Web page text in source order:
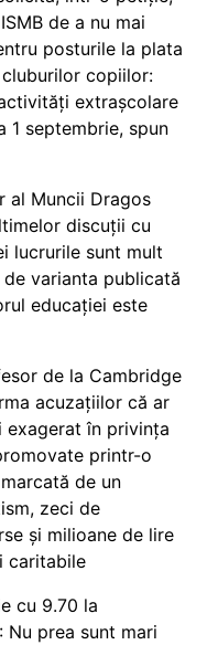
de a nu mai
posturile la plata
copiilor:
extrașcolare
1 septembrie, spun
al Muncii Dragos
discuții cu
lucrurile sunt mult
varianta publicată
educației este
de la Cambridge
acuzațiilor că ar
în privința
printr-o
de un
zeci de
și milioane de lire
caritabile
cu 9.70 la
prea sunt mari